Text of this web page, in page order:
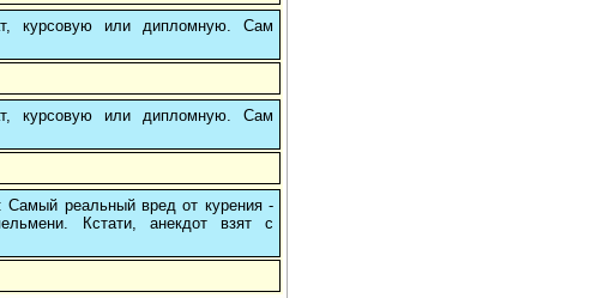
курсовую или дипломную. Сам
курсовую или дипломную. Сам
Самый реальный вред от курения -
Кстати, анекдот взят с